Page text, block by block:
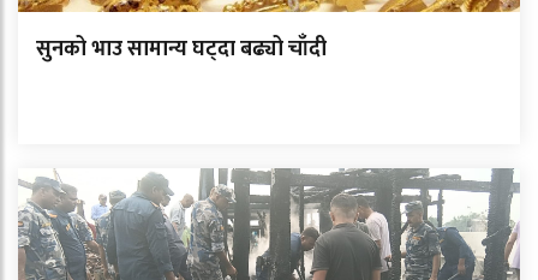
सुनको भाउ सामान्य घट्दा बढ्यो चाँदी